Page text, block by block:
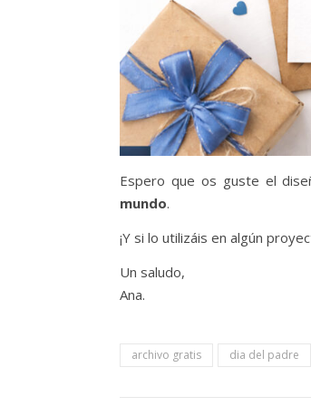
Espero que os guste el
mundo.
¡Y si lo utilizáis en algún
Un saludo,
Ana.
archivo gratis dia del padre